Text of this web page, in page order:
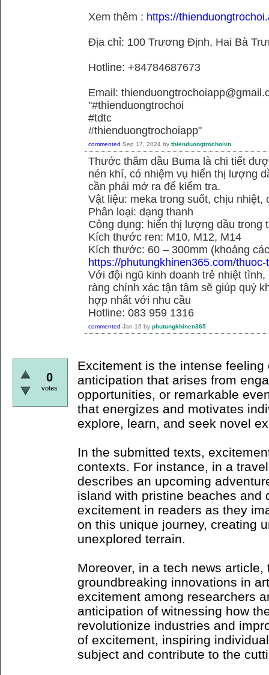
Xem thêm : https://
Địa chỉ: 100 Trương Định, Hai Bà
Hotline: +84784687673
Email:
"#thienduongtrochoi
#tdtc
#thienduongtrochoiapp"
commented Sep 17, 2024 by thienduongtrochoivn
Thước thăm dầu Buma là chi tiết
nén khí, có nhiệm vụ hiển thị lượng
cần phải mở ra để kiểm tra.
Vật liệu: meka trong suốt, chịu nhiệt,
Phân loại: dạng thanh
Công dụng: hiển thị lượng dầu trong
Kích thước ren: M10, M12, M14
Kích thước: 60 – 300mm (khoảng
https://phutungkhinen365.com/
Với đội ngũ kinh doanh trẻ nhiệt
ràng chính xác tận tâm sẽ giúp quý
hợp nhất với nhu cầu
Hotline: 083 959 1316
commented Jan 16 by phutungkhinen365
0
votes
Excitement is the intense
anticipation that arises from
opportunities, or remarkable
that energizes and motivates
explore, learn, and seek novel
In the submitted texts,
contexts. For instance, in a
describes an upcoming
island with pristine beaches and
excitement in readers as they
on this unique journey, creating
unexplored terrain.
Moreover, in a tech news
groundbreaking innovations in
excitement among researchers
anticipation of witnessing how
revolutionize industries and
of excitement, inspiring
subject and contribute to the